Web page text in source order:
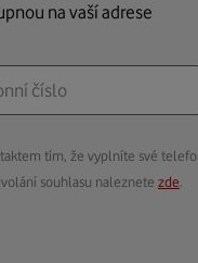
na vaší adrese
tím, že vyplníte své
souhlasu naleznete zde